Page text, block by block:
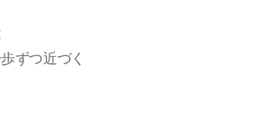
ずつ近づく